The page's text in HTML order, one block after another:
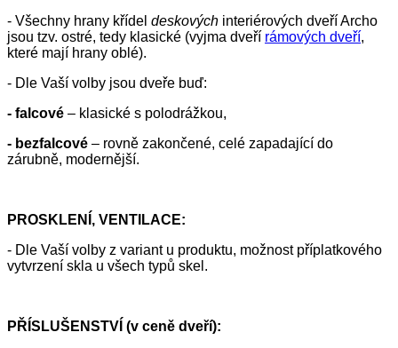
- Všechny hrany křídel deskových interiérových dveří Archo
jsou tzv. ostré, tedy klasické (vyjma dveří rámových dveří,
které mají hrany oblé).
- Dle Vaší volby jsou dveře buď:
- falcové – klasické s polodrážkou,
- bezfalcové – rovně zakončené, celé zapadající do
zárubně, modernější.
PROSKLENÍ, VENTILACE:
- Dle Vaší volby z variant u produktu, možnost příplatkového
vytvrzení skla u všech typů skel.
PŘÍSLUŠENSTVÍ (v ceně dveří):